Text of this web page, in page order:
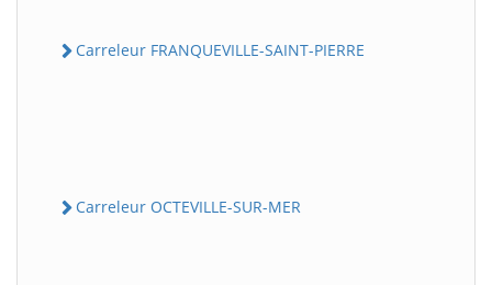
Carreleur FRANQUEVILLE-SAINT-PIERRE
Carreleur OCTEVILLE-SUR-MER